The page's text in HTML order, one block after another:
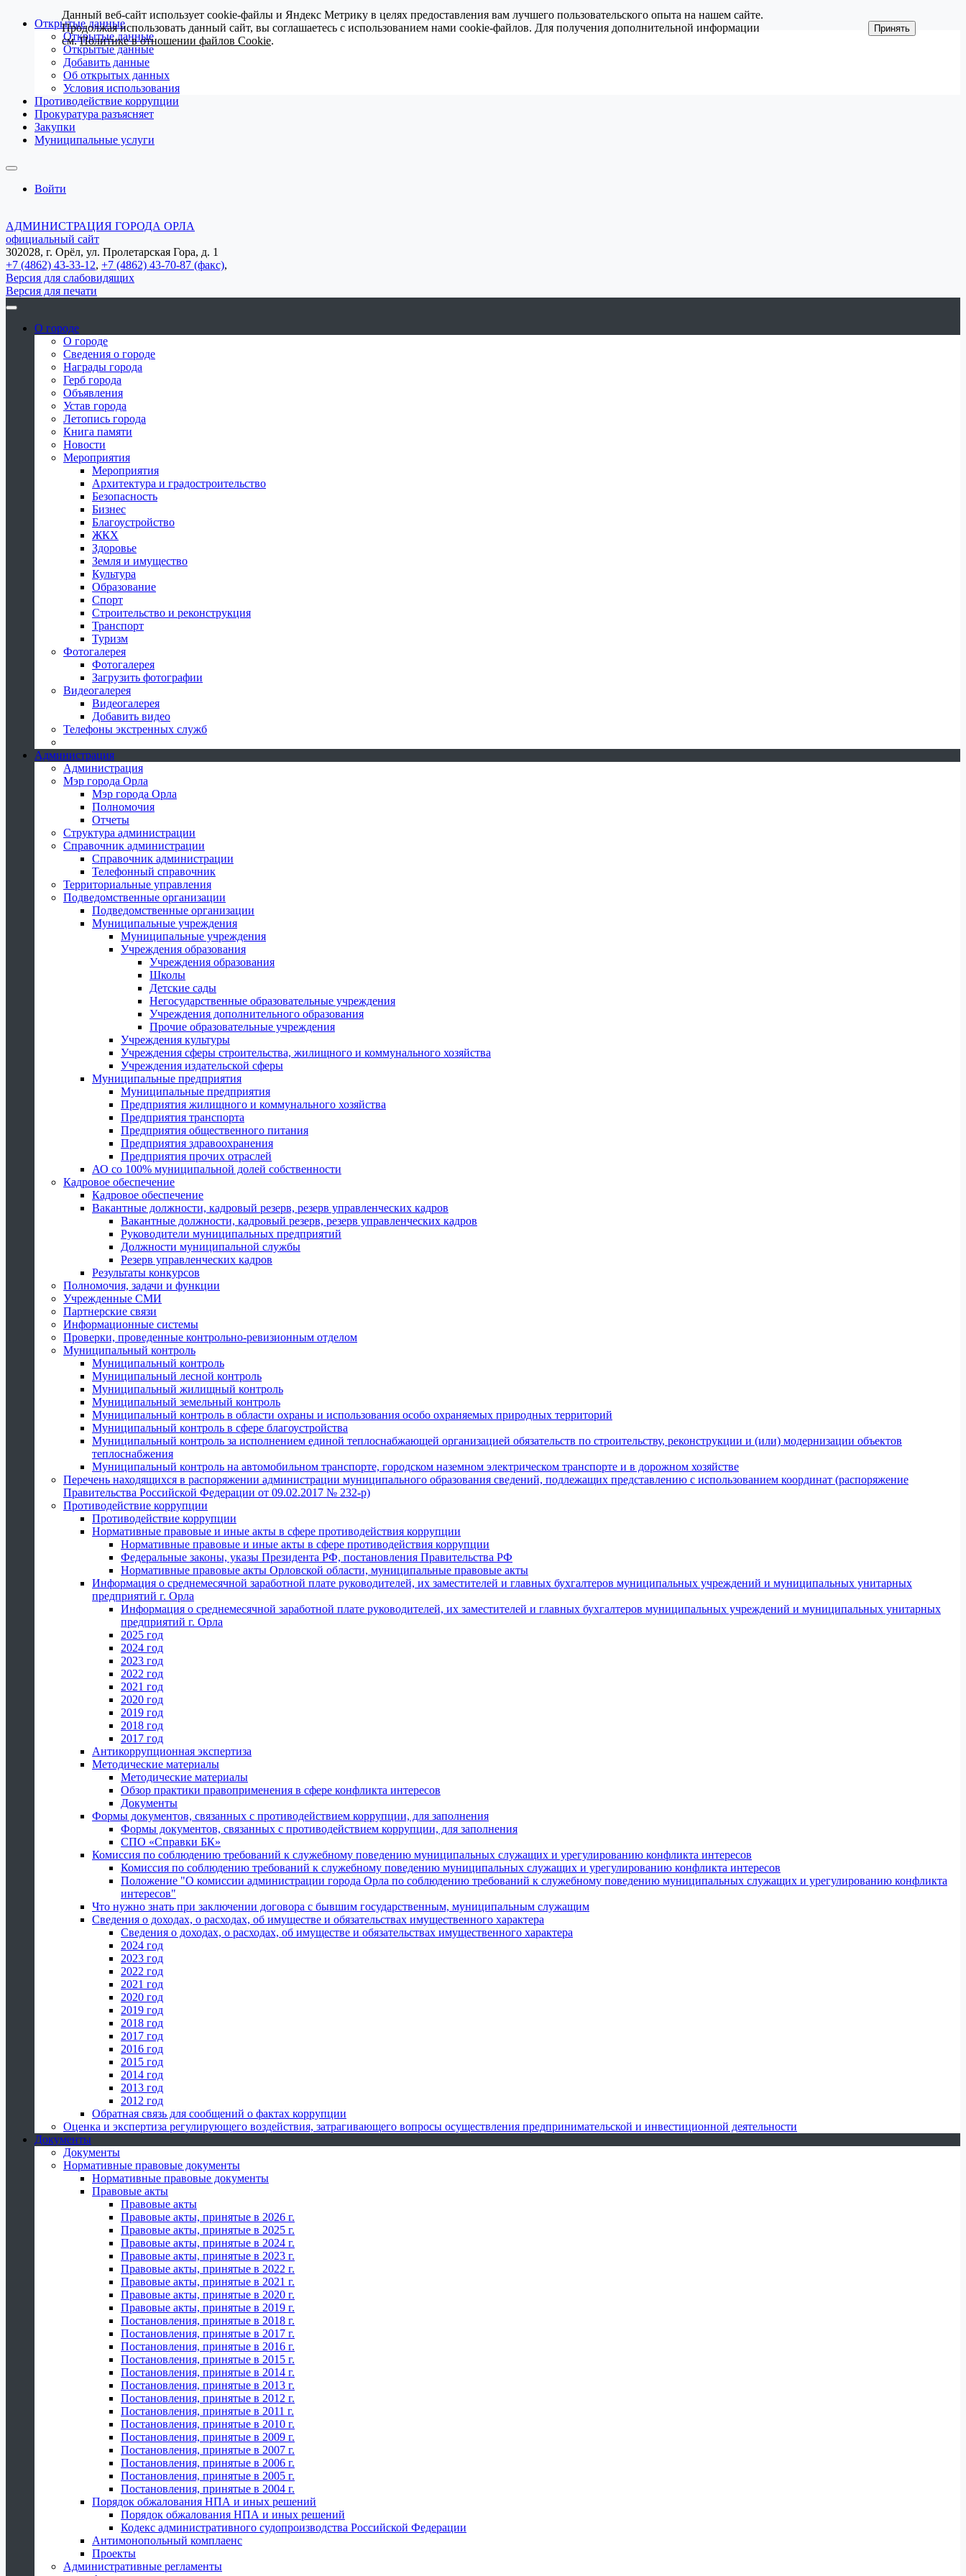
Открытые данные
Открытые данные
Открытые данные
Добавить данные
Об открытых данных
Условия использования
Противодействие коррупции
Прокуратура разъясняет
Закупки
Муниципальные услуги
Войти
АДМИНИСТРАЦИЯ ГОРОДА ОРЛА
официальный сайт
302028, г. Орёл, ул. Пролетарская Гора, д. 1
+7 (4862) 43-33-12, +7 (4862) 43-70-87 (факс),
Версия для слабовидящих
Версия для печати
О городе
О городе
Сведения о городе
Награды города
Герб города
Объявления
Устав города
Летопись города
Книга памяти
Новости
Мероприятия
Мероприятия
Архитектура и градостроительство
Безопасность
Бизнес
Благоустройство
ЖКХ
Здоровье
Земля и имущество
Культура
Образование
Спорт
Строительство и реконструкция
Транспорт
Туризм
Фотогалерея
Фотогалерея
Загрузить фотографии
Видеогалерея
Видеогалерея
Добавить видео
Телефоны экстренных служб
Администрация
Администрация
Мэр города Орла
Мэр города Орла
Полномочия
Отчеты
Структура администрации
Справочник администрации
Справочник администрации
Телефонный справочник
Территориальные управления
Подведомственные организации
Подведомственные организации
Муниципальные учреждения
Муниципальные учреждения
Учреждения образования
Учреждения образования
Школы
Детские сады
Негосударственные образовательные учреждения
Учреждения дополнительного образования
Прочие образовательные учреждения
Учреждения культуры
Учреждения сферы строительства, жилищного и коммунального хозяйства
Учреждения издательской сферы
Муниципальные предприятия
Муниципальные предприятия
Предприятия жилищного и коммунального хозяйства
Предприятия транспорта
Предприятия общественного питания
Предприятия здравоохранения
Предприятия прочих отраслей
АО со 100% муниципальной долей собственности
Кадровое обеспечение
Кадровое обеспечение
Вакантные должности, кадровый резерв, резерв управленческих кадров
Вакантные должности, кадровый резерв, резерв управленческих кадров
Руководители муниципальных предприятий
Должности муниципальной службы
Резерв управленческих кадров
Результаты конкурсов
Полномочия, задачи и функции
Учрежденные СМИ
Партнерские связи
Информационные системы
Проверки, проведенные контрольно-ревизионным отделом
Муниципальный контроль
Муниципальный контроль
Муниципальный лесной контроль
Муниципальный жилищный контроль
Муниципальный земельный контроль
Муниципальный контроль в области охраны и использования особо охраняемых природных территорий
Муниципальный контроль в сфере благоустройства
Муниципальный контроль за исполнением единой теплоснабжающей организацией обязательств по строительству, реконструкции и (или) модернизации объектов
теплоснабжения
Муниципальный контроль на автомобильном транспорте, городском наземном электрическом транспорте и в дорожном хозяйстве
Перечень находящихся в распоряжении администрации муниципального образования сведений, подлежащих представлению с использованием координат (распоряжение
Правительства Российской Федерации от 09.02.2017 № 232-р)
Противодействие коррупции
Противодействие коррупции
Нормативные правовые и иные акты в сфере противодействия коррупции
Нормативные правовые и иные акты в сфере противодействия коррупции
Федеральные законы, указы Президента РФ, постановления Правительства РФ
Нормативные правовые акты Орловской области, муниципальные правовые акты
Информация о среднемесячной заработной плате руководителей, их заместителей и главных бухгалтеров муниципальных учреждений и муниципальных унитарных
предприятий г. Орла
Информация о среднемесячной заработной плате руководителей, их заместителей и главных бухгалтеров муниципальных учреждений и муниципальных унитарных
предприятий г. Орла
2025 год
2024 год
2023 год
2022 год
2021 год
2020 год
2019 год
2018 год
2017 год
Антикоррупционная экспертиза
Методические материалы
Методические материалы
Обзор практики правоприменения в сфере конфликта интересов
Документы
Формы документов, связанных с противодействием коррупции, для заполнения
Формы документов, связанных с противодействием коррупции, для заполнения
СПО «Справки БК»
Комиссия по соблюдению требований к служебному поведению муниципальных служащих и урегулированию конфликта интересов
Комиссия по соблюдению требований к служебному поведению муниципальных служащих и урегулированию конфликта интересов
Положение "О комиссии администрации города Орла по соблюдению требований к служебному поведению муниципальных служащих и урегулированию конфликта
интересов"
Что нужно знать при заключении договора с бывшим государственным, муниципальным служащим
Сведения о доходах, о расходах, об имуществе и обязательствах имущественного характера
Сведения о доходах, о расходах, об имуществе и обязательствах имущественного характера
2024 год
2023 год
2022 год
2021 год
2020 год
2019 год
2018 год
2017 год
2016 год
2015 год
2014 год
2013 год
2012 год
Обратная связь для сообщений о фактах коррупции
Оценка и экспертиза регулирующего воздействия, затрагивающего вопросы осуществления предпринимательской и инвестиционной деятельности
Документы
Документы
Нормативные правовые документы
Нормативные правовые документы
Правовые акты
Правовые акты
Правовые акты, принятые в 2026 г.
Правовые акты, принятые в 2025 г.
Правовые акты, принятые в 2024 г.
Правовые акты, принятые в 2023 г.
Правовые акты, принятые в 2022 г.
Правовые акты, принятые в 2021 г.
Правовые акты, принятые в 2020 г.
Правовые акты, принятые в 2019 г.
Постановления, принятые в 2018 г.
Постановления, принятые в 2017 г.
Постановления, принятые в 2016 г.
Постановления, принятые в 2015 г.
Постановления, принятые в 2014 г.
Постановления, принятые в 2013 г.
Постановления, принятые в 2012 г.
Постановления, принятые в 2011 г.
Постановления, принятые в 2010 г.
Постановления, принятые в 2009 г.
Постановления, принятые в 2007 г.
Постановления, принятые в 2006 г.
Постановления, принятые в 2005 г.
Постановления, принятые в 2004 г.
Порядок обжалования НПА и иных решений
Порядок обжалования НПА и иных решений
Кодекс административного судопроизводства Российской Федерации
Антимонопольный комплаенс
Проекты
Административные регламенты
Данный веб-сайт использует cookie-файлы и Яндекс Метрику в целях предоставления вам лучшего пользовательского опыта на нашем сайте.
Продолжая использовать данный сайт, вы соглашаетесь с использованием нами cookie-файлов. Для получения дополнительной информации
см.Политике в отношении файлов Cookie.
Принять